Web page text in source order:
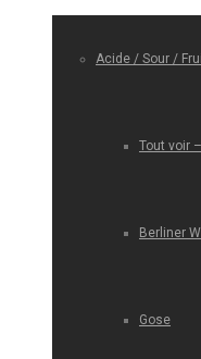
Acide / Sour /
Tout voir
Berliner
Gose